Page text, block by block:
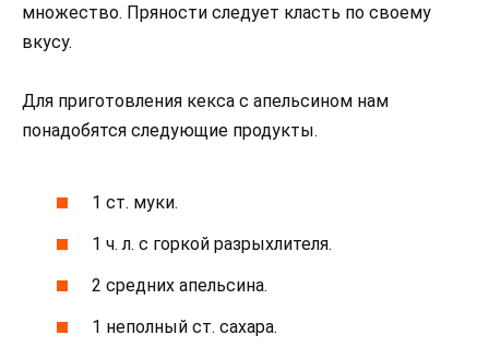
множество. Пряности следует класть по своему
вкусу.
Для приготовления кекса с апельсином нам
понадобятся следующие продукты.
1 ст. муки.
1 ч. л. с горкой разрыхлителя.
2 средних апельсина.
1 неполный ст. сахара.